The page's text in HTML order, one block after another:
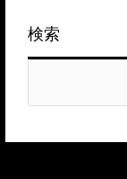
検索